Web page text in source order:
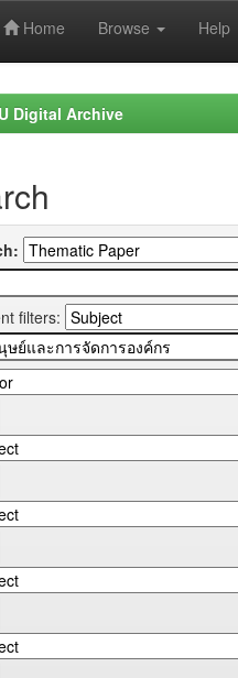
Home Browse Help
Digital Archive
filters: